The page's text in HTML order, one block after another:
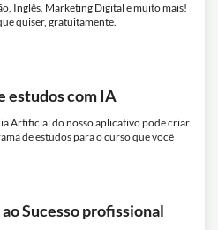
Inglês, Marketing Digital e muito mais!
quiser, gratuitamente.
estudos com IA
Artificial do nosso aplicativo pode criar
de estudos para o curso que você
Sucesso profissional